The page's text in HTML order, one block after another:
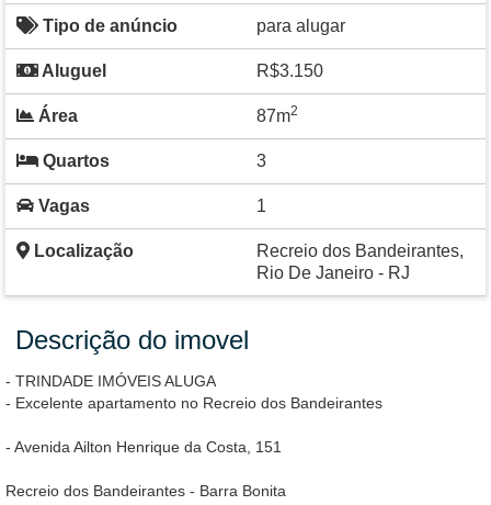
Tipo de anúncio para alugar
Aluguel R$3.150
Área 87m2
Quartos 3
Vagas 1
Localização
Recreio dos Bandeirantes,
Rio De Janeiro - RJ
Descrição do imovel
- TRINDADE IMÓVEIS ALUGA
- Excelente apartamento no Recreio dos Bandeirantes
- Avenida Ailton Henrique da Costa, 151
Recreio dos Bandeirantes - Barra Bonita